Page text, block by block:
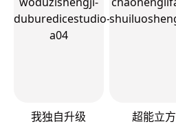
我独自升级 超能立方